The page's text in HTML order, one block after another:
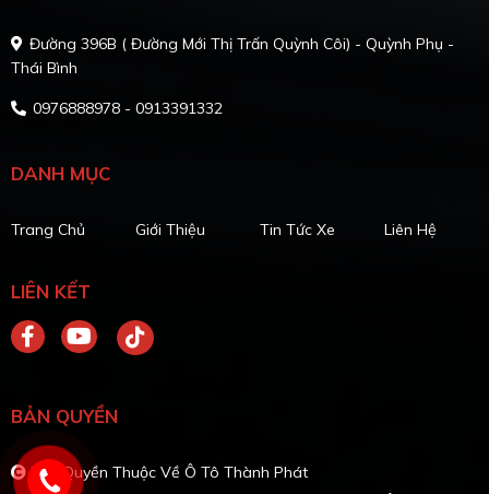
Đường 396B ( Đường Mới Thị Trấn Quỳnh Côi) - Quỳnh Phụ -
Thái Bình
0976888978 - 0913391332
DANH MỤC
Trang Chủ Giới Thiệu Tin Tức Xe Liên Hệ
LIÊN KẾT
BẢN QUYỀN
Bản Quyền Thuộc Về Ô Tô Thành Phát